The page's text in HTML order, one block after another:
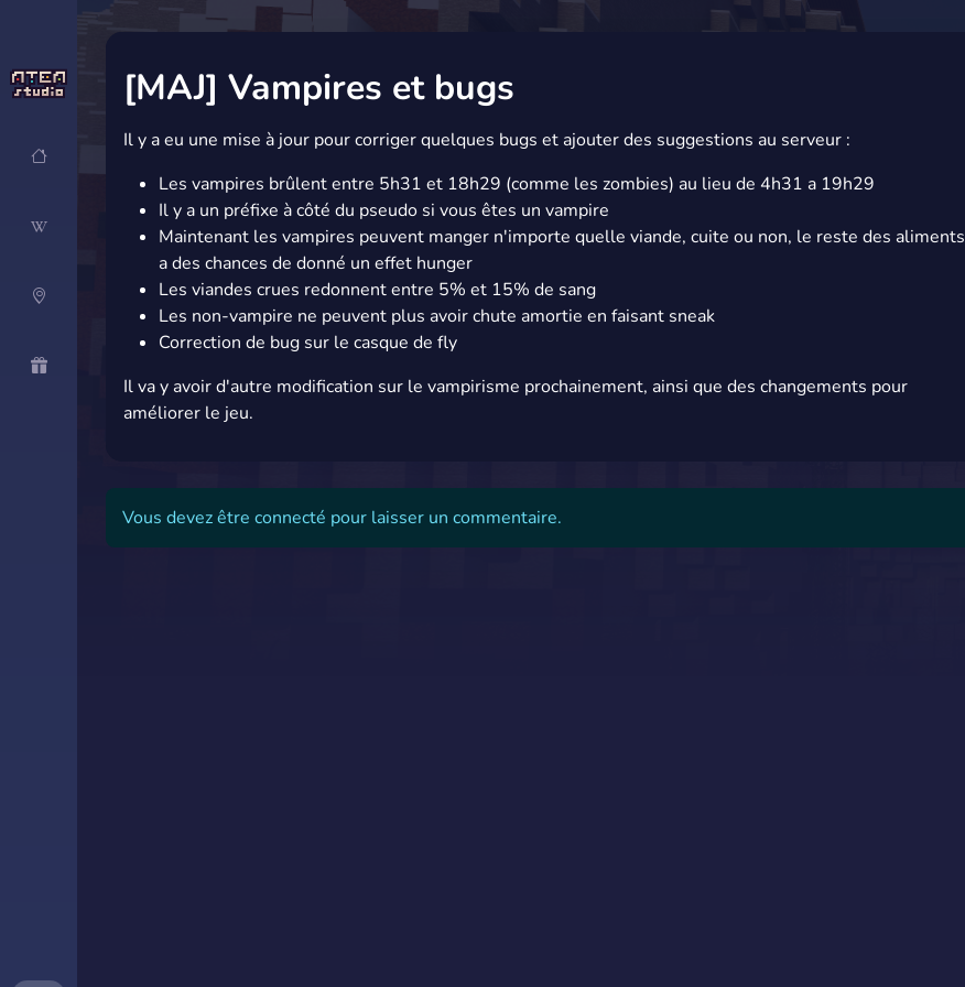
[MAJ] Vampires et bugs
Il y a eu une mise à jour pour corriger quelques bugs et ajouter des suggestions au serveur :
Les vampires brûlent entre 5h31 et 18h29 (comme les zombies) au lieu de 4h31 a 19h29
Il y a un préfixe à côté du pseudo si vous êtes un vampire
Maintenant les vampires peuvent manger n'importe quelle viande, cuite ou non, le reste des aliments
a des chances de donné un effet hunger
Les viandes crues redonnent entre 5% et 15% de sang
Les non-vampire ne peuvent plus avoir chute amortie en faisant sneak
Correction de bug sur le casque de fly
Il va y avoir d'autre modification sur le vampirisme prochainement, ainsi que des changements pour
améliorer le jeu.
Vous devez être connecté pour laisser un commentaire.